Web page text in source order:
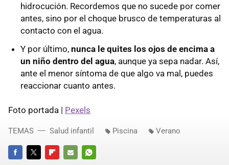
hidrocución. Recordemos que no sucede por comer
antes, sino por el choque brusco de temperaturas al
contacto con el agua.
Y por último, nunca le quites los ojos de encima a
un niño dentro del agua, aunque ya sepa nadar. Así,
ante el menor síntoma de que algo va mal, puedes
reaccionar cuanto antes.
Foto portada | Pexels
TEMAS Salud infantil Piscina Verano